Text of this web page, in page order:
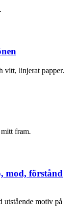
vitt, linjerat papper.
fram.
mod, förstånd
motiv på